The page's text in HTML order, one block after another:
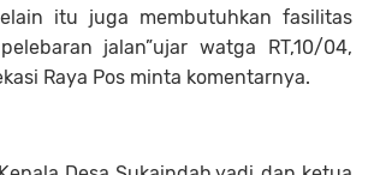
itu juga membutuhkan fasilitas
jalan”ujar watga RT,10/04,
Raya Pos minta komentarnya.